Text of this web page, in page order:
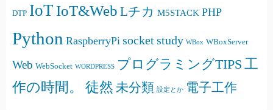
DTP IoT IoT&Web Lチカ M5STACK PHP
Python RaspberryPi socketstudy WBox WBoxServer
Web WebSocket WORDPRESS プログラミングTIPS 工
作の時間。
徒然 未分類 設定とか 電子工作